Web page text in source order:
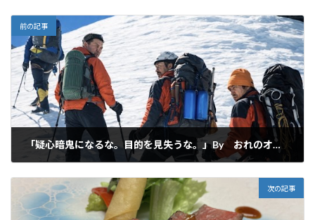
前の記事
「疑心暗鬼になるな。目的を見失うな。」By おれのオヤジ
次の記事